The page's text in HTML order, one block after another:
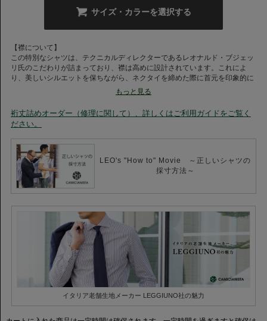
サイズ・カラーを選択する
【襟について】
この特別なシャツは、テクニカルディレクターであるレオナルド・ブジェッ
リ氏のこだわりが詰まっており、襟は高めに設計されています。これによ
り、美しいシルエットを保ちながら、ネクタイを締めた際に首元を印象的に
演出します。カフスはカッタウェイ仕様に変更され、モダンなビジネススタ
イルにぴったりの洗練さを加えています。
【素材について】
120番手の双糸を使用したこのシャツは、エジプト超長綿から生まれる滑ら
かな肌触りと圧倒的な柔らかさが特徴です。また、シルケット加工が施され
ており、シルクのような光沢感を実現。視覚的にも高級感を与える素材が、
ビジネスシーンでも信頼感を生み出します。
このスペシャルプロダクトは、ビジネスやフォーマルな場面に最適です。ダ
ークスーツと合わせることで、より洗練された演出が可能です。また、カジ
ュアルなテイストを少し取り入れたコーディネートにもフィットし、オフタ
イムにも使える万能さがあります。
〈LEGGIUNO（レジウノ）社〉
1908年にイタリア マッジョーレ湖のほとりで創業した伝統あるシャツ地メ
もっと見る
裄丈詰めオーダー（修理に関して）、詳しくはご利用ガイドをご覧く
ださい。
LEO's "How to" Movie ～正しいシャツの
採寸方法～
イタリア老舗生地メーカー LEGGIUNO社の魅力